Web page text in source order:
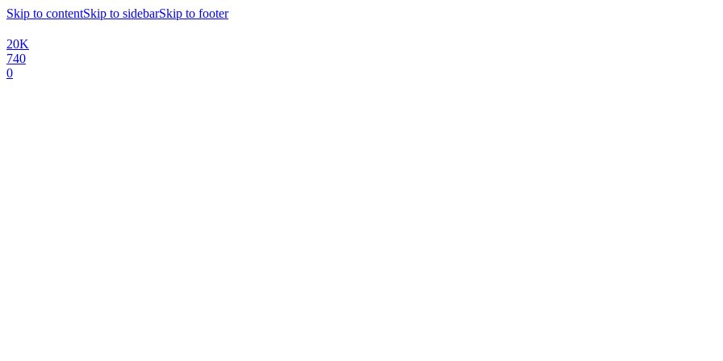
Skip to contentSkip to sidebarSkip to footer
20K
740
0